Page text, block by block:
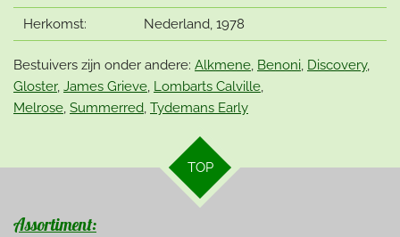
Herkomst: Nederland, 1978
Bestuivers zijn onder andere: Alkmene, Benoni, Discovery,
Gloster, James Grieve, Lombarts Calville,
Melrose, Summerred, Tydemans Early
TOP
Assortiment: